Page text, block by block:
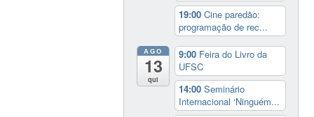
19:00Cine paredão:
programação de rec...
AGO
13
qui
9:00 Feira do Livro da
UFSC
14:00Seminário
Internacional ‘Ninguém...